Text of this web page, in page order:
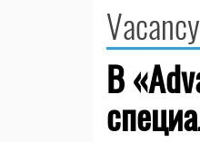
Vacancy
В